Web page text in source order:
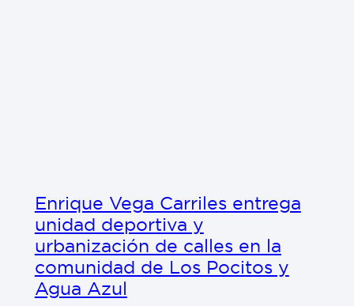
Enrique Vega Carriles entrega
unidad deportiva y
urbanización de calles en la
comunidad de Los Pocitos y
Agua Azul